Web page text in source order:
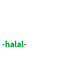
-halal-